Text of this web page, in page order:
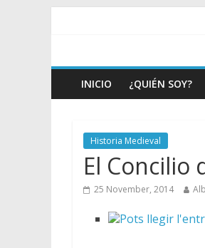
INICIO ¿QUIÉN SOY?
Historia Medieval
El Concilio
25 November, 2014